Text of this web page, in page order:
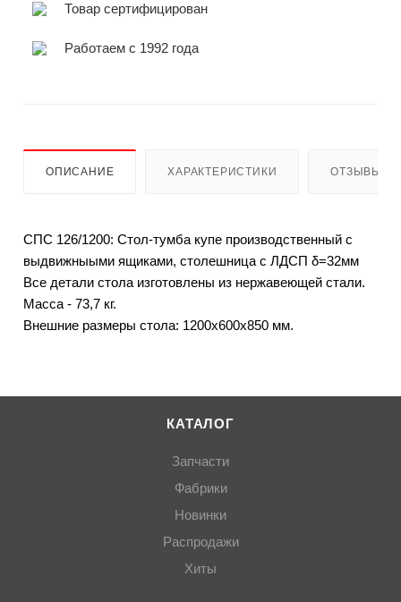
Товар сертифицирован
Работаем с 1992 года
ОПИСАНИЕ ХАРАКТЕРИСТИКИ ОТЗЫВЫ
СПС 126/1200: Стол-тумба купе производственный с
выдвижныыми ящиками, столешница с ЛДСП δ=32мм
Все детали стола изготовлены из нержавеющей стали.
Масса - 73,7 кг.
Внешние размеры стола: 1200х600х850 мм.
КАТАЛОГ
Запчасти
Фабрики
Новинки
Распродажи
Хиты